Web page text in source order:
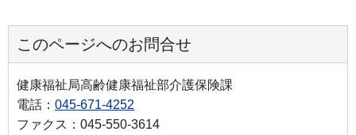
このページへのお問合せ
健康福祉局高齢健康福祉部介護保険課
電話： 045-671-4252
ファクス：045-550-3614